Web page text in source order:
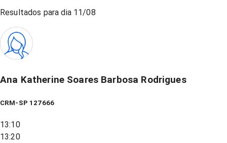
Resultados para dia 11/08
Ana Katherine Soares Barbosa Rodrigues
CRM-SP 127666
13:10
13:20